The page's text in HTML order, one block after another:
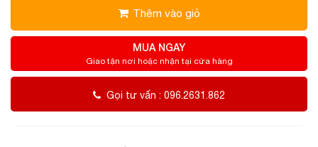
Thêm vào giỏ
MUA NGAY
Giao tận nơi hoặc nhận tại cửa hàng
Gọi tư vấn : 096.2631.862